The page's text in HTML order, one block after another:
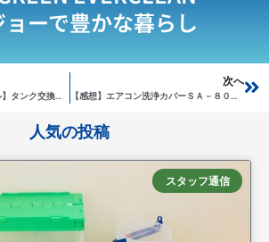
ーで豊かな暮らし
【バッテリー洗浄機ダブル】タンク交換式！の便利アイテム
次へ
【感想】エアコン洗浄カバーＳＡ－８０１Ｄ
人気の投稿
スタッフ通信